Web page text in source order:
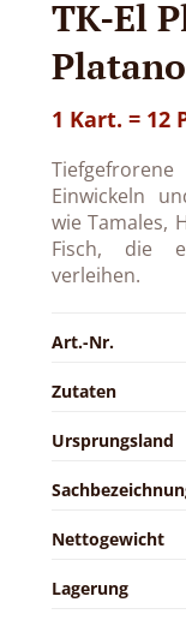
TK-El
1 Kart. = 12
Einwickeln
wie Tamales,
Fisch, die
verleihen.
Art.-Nr.
Zutaten
Ursprungsland
Nettogewicht
Lagerung